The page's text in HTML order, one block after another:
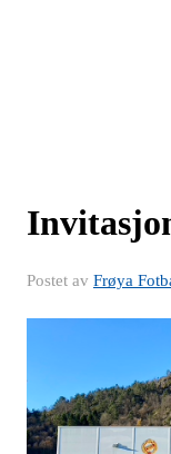
Postet av Frøya